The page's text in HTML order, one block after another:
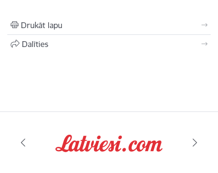
Drukāt lapu
Dalīties